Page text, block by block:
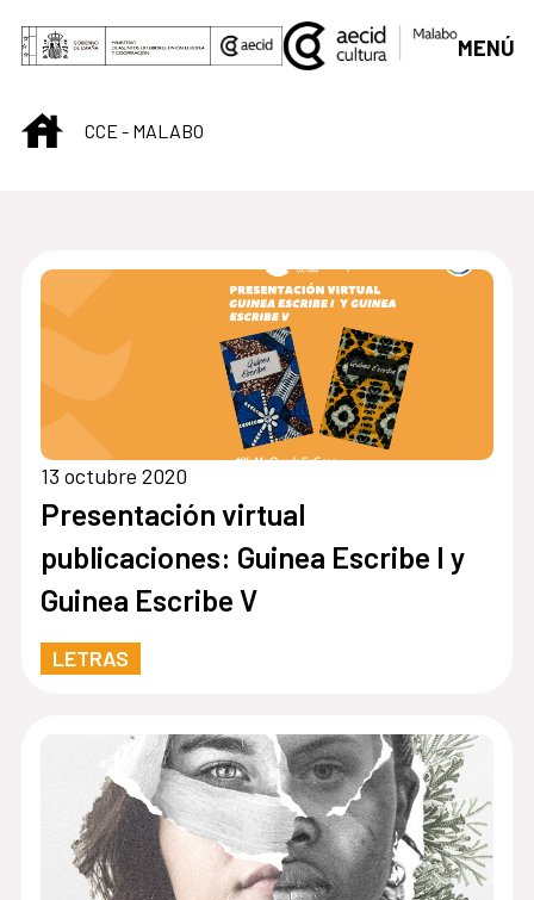
Saltar al contenido principal
MENÚ
INICIOCCE - MALABO
13 octubre 2020
Presentación virtual
publicaciones: Guinea Escribe I y
Guinea Escribe V
LETRAS